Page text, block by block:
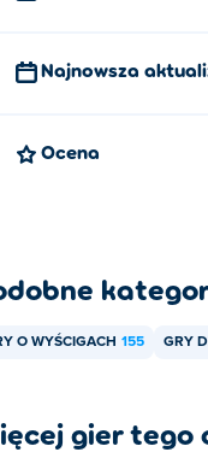
Najnowsza
Ocena
O WYŚCIGACH 155 GRY
gier tego